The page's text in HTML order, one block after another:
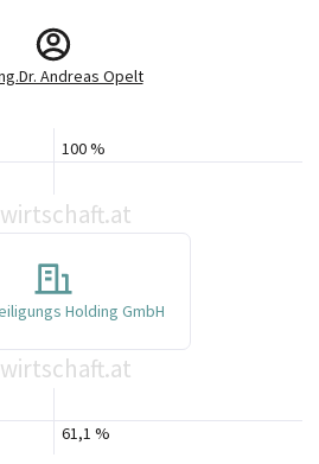
Andreas Opelt
100 %
wirtschaft.at
Holding GmbH
wirtschaft.at
61,1 %